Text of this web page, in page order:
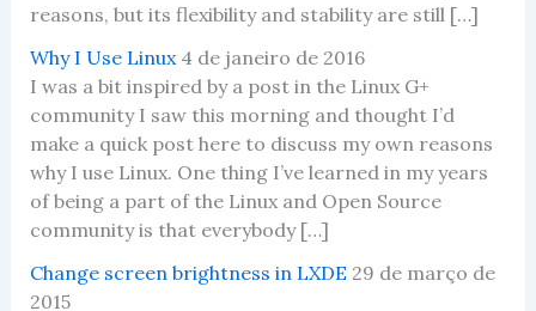
reasons, but its flexibility and stability are still […]
Why I Use Linux 4 de janeiro de 2016
I was a bit inspired by a post in the Linux G+
community I saw this morning and thought I’d
make a quick post here to discuss my own reasons
why I use Linux. One thing I’ve learned in my years
of being a part of the Linux and Open Source
community is that everybody […]
Change screen brightness in LXDE 29 de março de
2015